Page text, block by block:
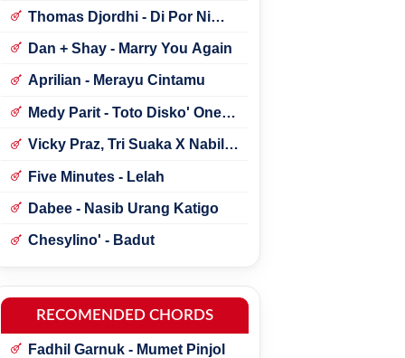
Thomas Djordhi - Di Por Ni
Dan + Shay - Marry You Again
Aprilian - Merayu Cintamu
Medy Parit - Toto Disko' One
Vicky Praz, Tri Suaka X Nabila
Five Minutes - Lelah
Dabee - Nasib Urang Katigo
Chesylino' - Badut
RECOMENDED CHORDS
Fadhil Garnuk - Mumet Pinjol